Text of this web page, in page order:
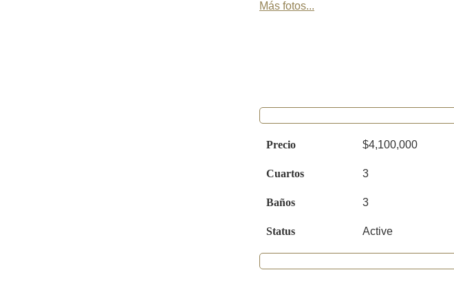
Más fotos...
Precio $4,100,000
Cuartos 3
Baños 3
Status Active